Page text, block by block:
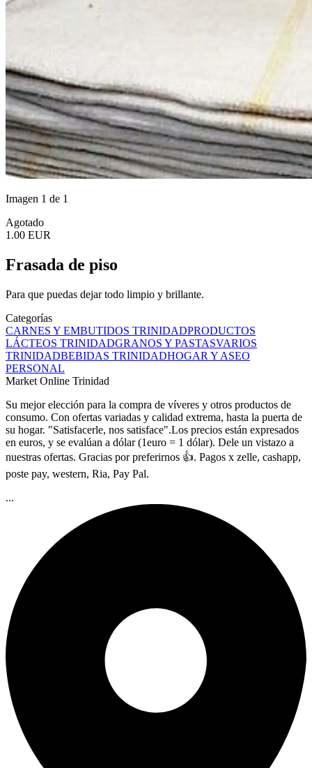
Imagen 1 de 1
Agotado
1.00 EUR
Frasada de piso
Para que puedas dejar todo limpio y brillante.
Categorías
CARNES Y EMBUTIDOS TRINIDADPRODUCTOS
LÁCTEOS TRINIDADGRANOS Y PASTASVARIOS
TRINIDADBEBIDAS TRINIDADHOGAR Y ASEO
PERSONAL
Market Online Trinidad
Su mejor elección para la compra de víveres y otros productos de
consumo. Con ofertas variadas y calidad extrema, hasta la puerta de
su hogar. "Satisfacerle, nos satisface".Los precios están expresados
en euros, y se evalúan a dólar (1euro = 1 dólar). Dele un vistazo a
nuestras ofertas. Gracias por preferirnos 👍. Pagos x zelle, cashapp,
poste pay, western, Ria, Pay Pal.
...